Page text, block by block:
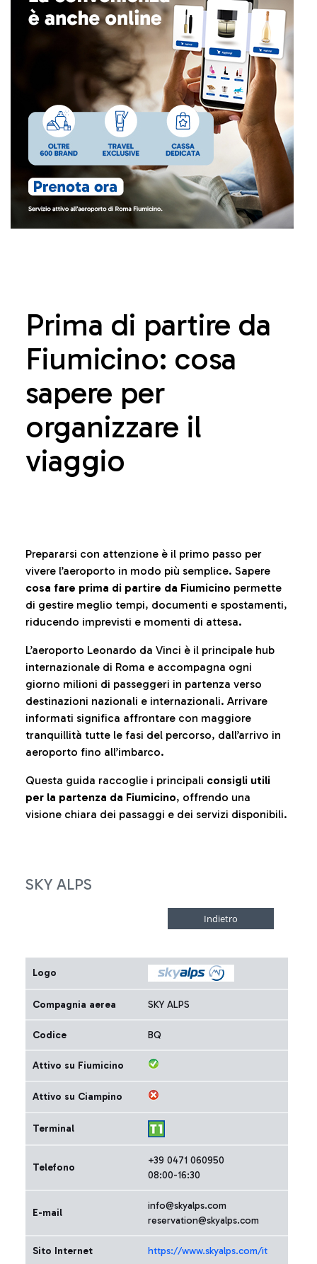
Prima di partire da
Fiumicino: cosa
sapere per
organizzare il
viaggio
Prepararsi con attenzione è il primo passo per
vivere l’aeroporto in modo più semplice. Sapere
cosa fare prima di partire da Fiumicino permette
di gestire meglio tempi, documenti e spostamenti,
riducendo imprevisti e momenti di attesa.
L’aeroporto Leonardo da Vinci è il principale hub
internazionale di Roma e accompagna ogni
giorno milioni di passeggeri in partenza verso
destinazioni nazionali e internazionali. Arrivare
informati significa affrontare con maggiore
tranquillità tutte le fasi del percorso, dall’arrivo in
aeroporto fino all’imbarco.
Questa guida raccoglie i principali consigli utili
per la partenza da Fiumicino, offrendo una
visione chiara dei passaggi e dei servizi disponibili.
SKY ALPS
Logo
Compagnia aerea SKY ALPS
Codice BQ
Attivo su Fiumicino
Attivo su Ciampino
Terminal
Telefono
+39 0471 060950
08:00-16:30
E-mail
info@skyalps.com
reservation@skyalps.com
Sito Internet https://www.skyalps.com/it